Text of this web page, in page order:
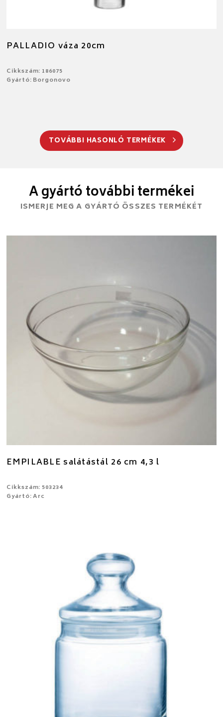
PALLADIO váza 20cm
Cikkszám: 186075
Gyártó: Borgonovo
TOVÁBBI HASONLÓ TERMÉKEK
A gyártó további termékei
ISMERJE MEG A GYÁRTÓ ÖSSZES TERMÉKÉT
EMPILABLE salátástál 26 cm 4,3 l
Cikkszám: 503234
Gyártó: Arc